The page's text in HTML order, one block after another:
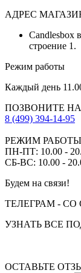
АДРЕС
Candlesbox
строение 1.
Режим работы
Каждый день
ПОЗВОНИТЕ
8 (499) 394-14-95
РЕЖИМ
ПН-ПТ: 10.00 -
СБ-ВС: 10.00 -
Будем на связи!
ТЕЛЕГРАМ -
УЗНАТЬ ВСЕ
ОСТАВЬТЕ